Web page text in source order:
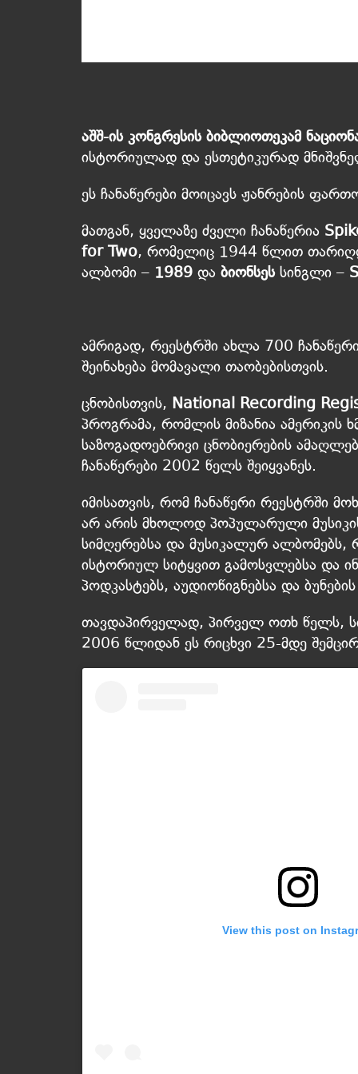
აშშ-ის კონგრესის ბიბლიოთეკამ
ისტორიულად და ესთეტიკურად
ეს ჩანაწერები მოიცავს ჟანრების
მათგან, ყველაზე ძველი ჩანაწერია
for Two, რომელიც 1944 წლით
ალბომი – 1989 და ბიონსესსინგლი –
ამრიგად, რეესტრში ახლა 700
შეინახება მომავალი თაობებისთვის.
ცნობისთვის, National Recording
პროგრამა, რომლის მიზანია ამერიკის
საზოგადოებრივი ცნობიერების
ჩანაწერები 2002 წელს შეიყვანეს.
იმისათვის, რომ ჩანაწერი რეესტრში
არ არის მხოლოდ პოპულარული
სიმღერებსა და მუსიკალურ
ისტორიულ სიტყვით გამოსვლებსა და
პოდკასტებს, აუდიოწიგნებსა და ბუნების
თავდაპირველად, პირველ ოთხ წელს,
2006 წლიდან ეს რიცხვი 25-მდე
View this post on